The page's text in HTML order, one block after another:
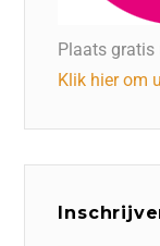
Plaats gratis
Klik hier om